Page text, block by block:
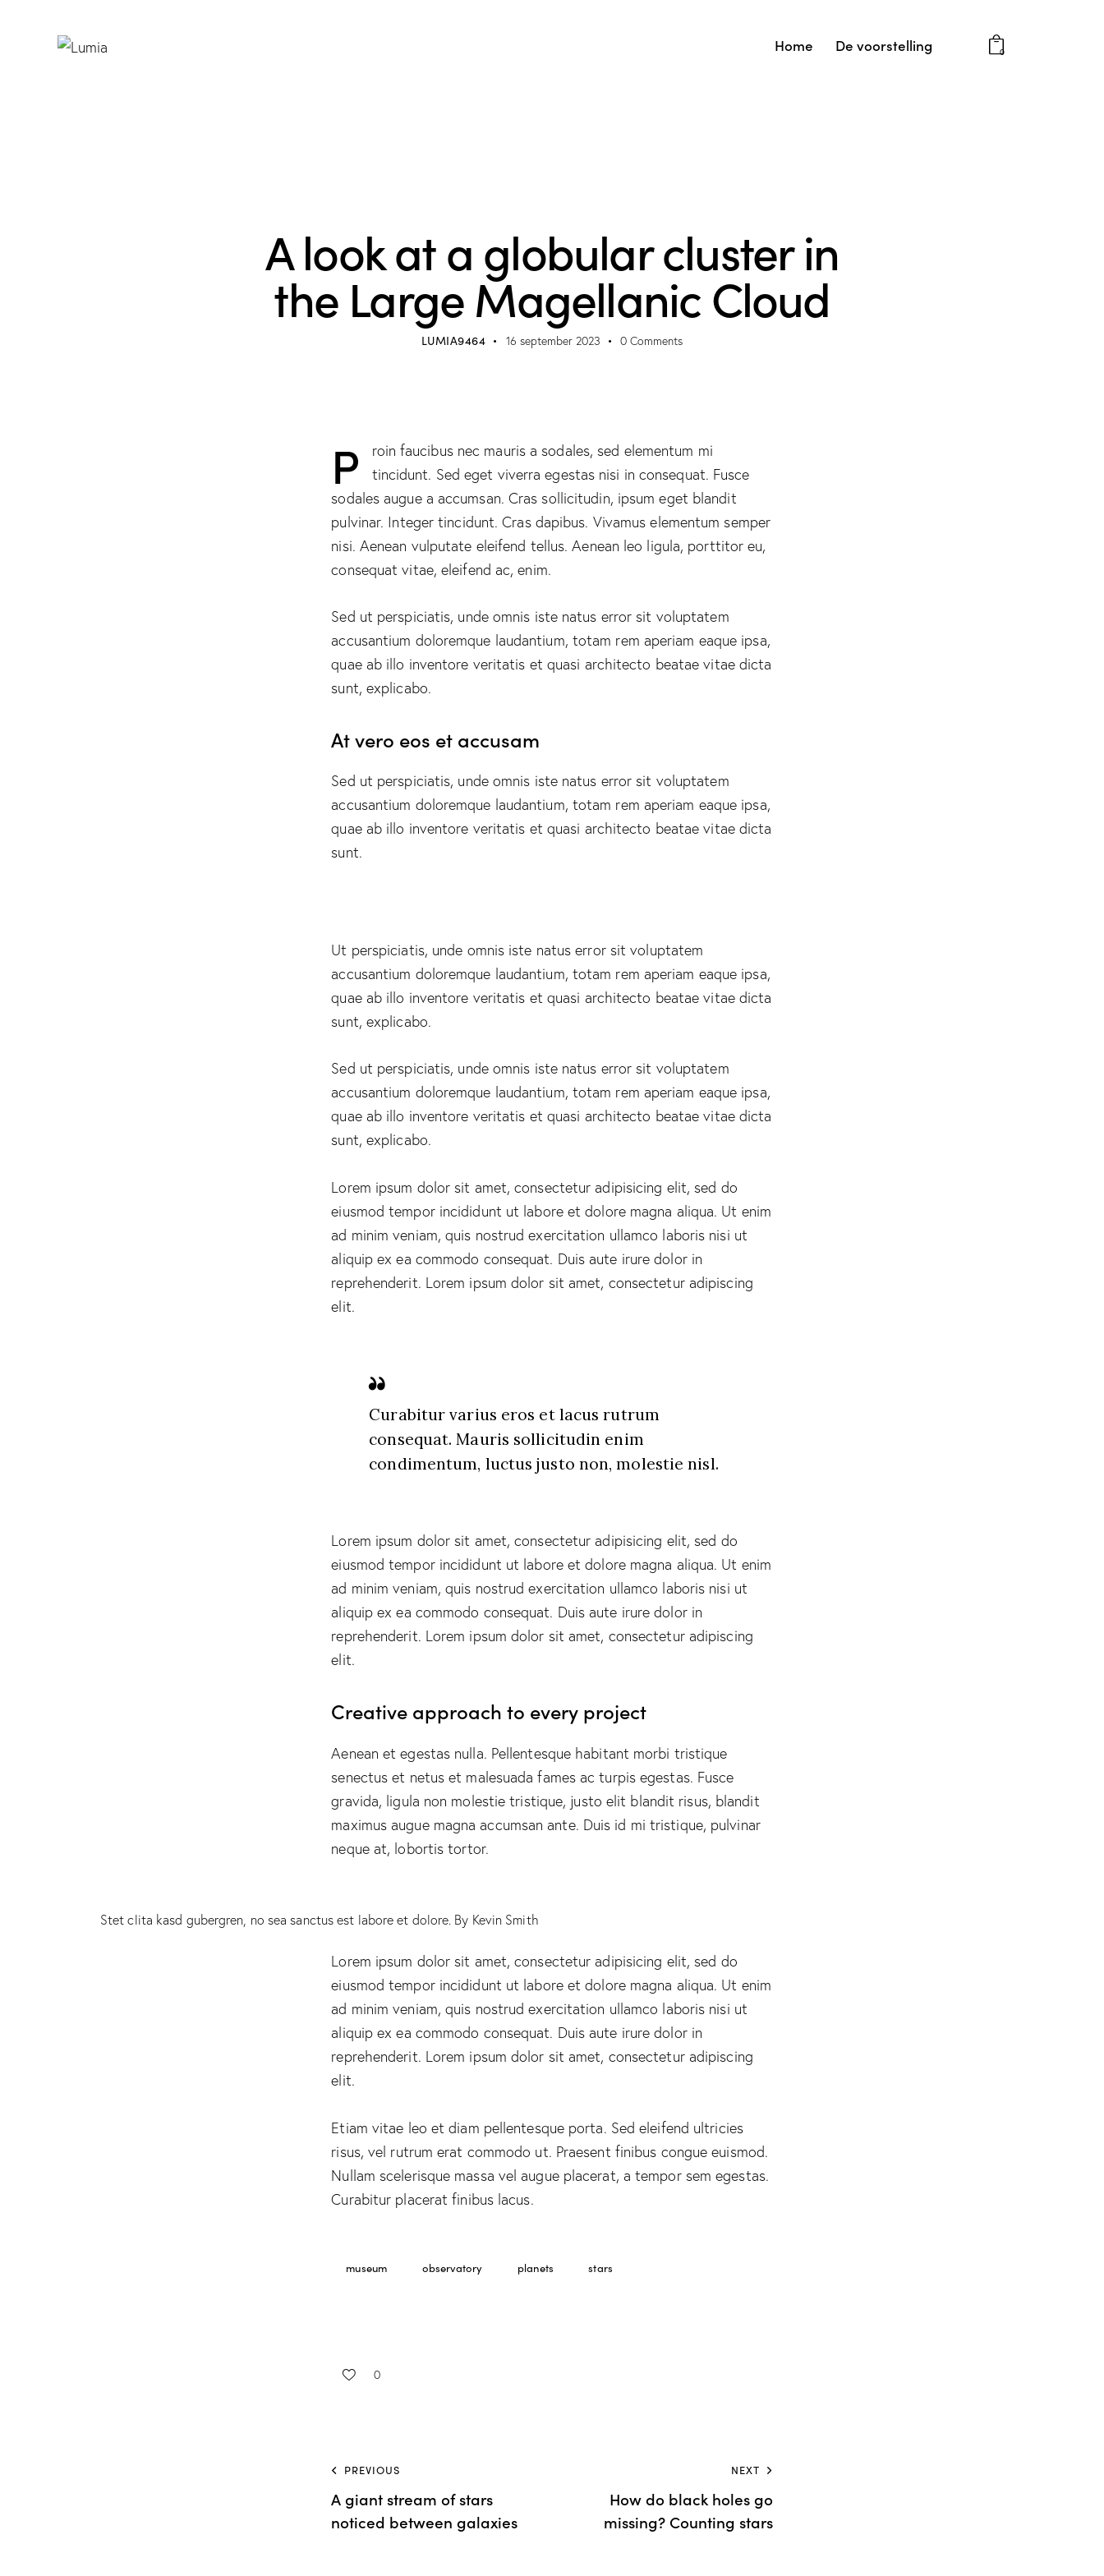
Home De voorstelling 0
A look at a globular cluster in
the Large Magellanic Cloud
LUMIA9464 16 september 2023 0 Comments
P
roin faucibus nec mauris a sodales, sed elementum mi
tincidunt. Sed eget viverra egestas nisi in consequat. Fusce
sodales augue a accumsan. Cras sollicitudin, ipsum eget blandit
pulvinar. Integer tincidunt. Cras dapibus. Vivamus elementum semper
nisi. Aenean vulputate eleifend tellus. Aenean leo ligula, porttitor eu,
consequat vitae, eleifend ac, enim.
Sed ut perspiciatis, unde omnis iste natus error sit voluptatem
accusantium doloremque laudantium, totam rem aperiam eaque ipsa,
quae ab illo inventore veritatis et quasi architecto beatae vitae dicta
sunt, explicabo.
At vero eos et accusam
Sed ut perspiciatis, unde omnis iste natus error sit voluptatem
accusantium doloremque laudantium, totam rem aperiam eaque ipsa,
quae ab illo inventore veritatis et quasi architecto beatae vitae dicta
sunt.
Ut perspiciatis, unde omnis iste natus error sit voluptatem
accusantium doloremque laudantium, totam rem aperiam eaque ipsa,
quae ab illo inventore veritatis et quasi architecto beatae vitae dicta
sunt, explicabo.
Sed ut perspiciatis, unde omnis iste natus error sit voluptatem
accusantium doloremque laudantium, totam rem aperiam eaque ipsa,
quae ab illo inventore veritatis et quasi architecto beatae vitae dicta
sunt, explicabo.
Lorem ipsum dolor sit amet, consectetur adipisicing elit, sed do
eiusmod tempor incididunt ut labore et dolore magna aliqua. Ut enim
ad minim veniam, quis nostrud exercitation ullamco laboris nisi ut
aliquip ex ea commodo consequat. Duis aute irure dolor in
reprehenderit. Lorem ipsum dolor sit amet, consectetur adipiscing
elit.
Curabitur varius eros et lacus rutrum
consequat. Mauris sollicitudin enim
condimentum, luctus justo non, molestie nisl.
Lorem ipsum dolor sit amet, consectetur adipisicing elit, sed do
eiusmod tempor incididunt ut labore et dolore magna aliqua. Ut enim
ad minim veniam, quis nostrud exercitation ullamco laboris nisi ut
aliquip ex ea commodo consequat. Duis aute irure dolor in
reprehenderit. Lorem ipsum dolor sit amet, consectetur adipiscing
elit.
Creative approach to every project
Aenean et egestas nulla. Pellentesque habitant morbi tristique
senectus et netus et malesuada fames ac turpis egestas. Fusce
gravida, ligula non molestie tristique, justo elit blandit risus, blandit
maximus augue magna accumsan ante. Duis id mi tristique, pulvinar
neque at, lobortis tortor.
Stet clita kasd gubergren, no sea sanctus est labore et dolore. By Kevin Smith
Lorem ipsum dolor sit amet, consectetur adipisicing elit, sed do
eiusmod tempor incididunt ut labore et dolore magna aliqua. Ut enim
ad minim veniam, quis nostrud exercitation ullamco laboris nisi ut
aliquip ex ea commodo consequat. Duis aute irure dolor in
reprehenderit. Lorem ipsum dolor sit amet, consectetur adipiscing
elit.
Etiam vitae leo et diam pellentesque porta. Sed eleifend ultricies
risus, vel rutrum erat commodo ut. Praesent finibus congue euismod.
Nullam scelerisque massa vel augue placerat, a tempor sem egestas.
Curabitur placerat finibus lacus.
museum observatory planets stars
0
PREVIOUS
A giant stream of stars
noticed between galaxies
NEXT
How do black holes go
missing? Counting stars